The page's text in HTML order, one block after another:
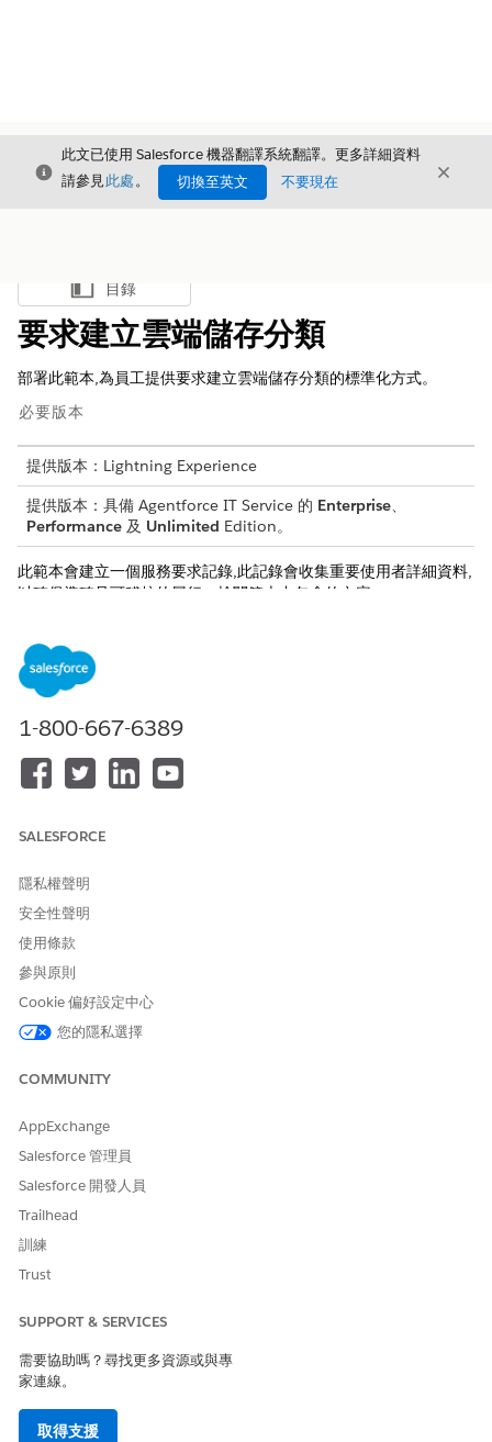
結束
此文已使用 Salesforce 機器翻譯系統翻譯。更多詳細資料
請參見此處。 切換至英文 不要現在 結束
顯示目錄
目錄
要求建立雲端儲存分類
部署此範本,為員工提供要求建立雲端儲存分類的標準化方式。
必要版本
提供版本：Lightning Experience
提供版本：具備 Agentforce IT Service 的 Enterprise、
Performance 及 Unlimited Edition。
此範本會建立一個服務要求記錄,此記錄會收集重要使用者詳細資料,
以確保準確且可稽核的履行。檢閱範本中包含的內容。
入院屬性
此範本的入院表單會從員工中取用以下詳細資料:
商業理由:建立雲端儲存分類要求的商業理由。
手動履行
Builder 中建立流程以包含自訂邏輯,例如經理批准或自動履行。
整合
此範本不包含入門或履行的任何預先設定整合。使用 Flow Builder
建立具有連結的自訂流程,這些連結會定義要求的方式。
1-800-667-6389
SALESFORCE
隱私權聲明
安全性聲明
使用條款
參與原則
Cookie 偏好設定中心
您的隱私選擇
COMMUNITY
AppExchange
Salesforce 管理員
Salesforce 開發人員
Trailhead
訓練
Trust
SUPPORT & SERVICES
需要協助嗎？尋找更多資源或與專
家連線。
取得支援